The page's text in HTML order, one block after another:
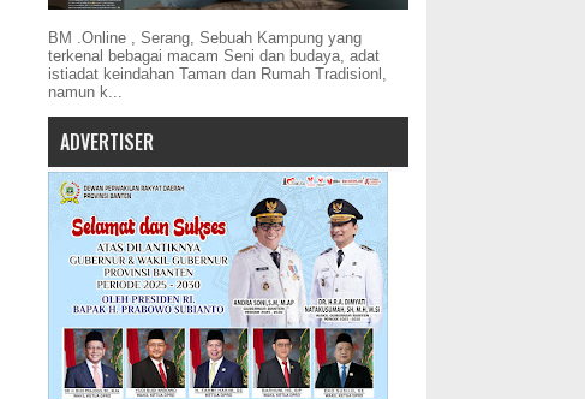
BM .Online , Serang, Sebuah Kampung yang
terkenal bebagai macam Seni dan budaya, adat
istiadat keindahan Taman dan Rumah Tradisionl,
namun k...
ADVERTISER